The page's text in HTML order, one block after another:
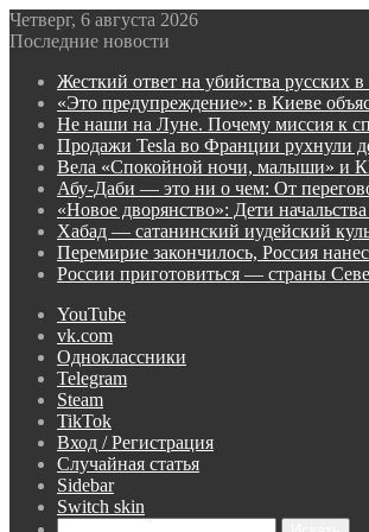
Четверг, 6 августа 2026
Последние новости
Жесткий ответ на убийства русских
«Это предупреждение»: в Киеве
Не наши на Луне. Почему миссия к
Продажи Tesla во Франции рухнули
Вела «Спокойной ночи, малыши» и
Абу-Даби — это ни о чем: От
«Новое дворянство»: Дети
Хабад — сатанинский иудейский
Перемирие закончилось, Россия
России приготовиться — страны
YouTube
vk.com
Одноклассники
Telegram
Steam
TikTok
Вход / Регистрация
Случайная статья
Sidebar
Switch skin